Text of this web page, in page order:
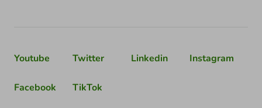
Youtube Twitter Linkedin Instagram
Facebook TikTok